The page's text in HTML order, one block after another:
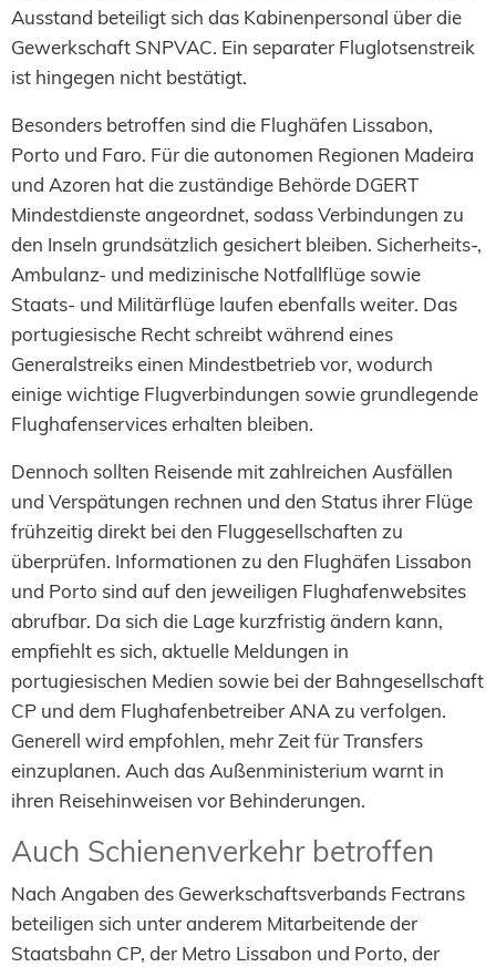
Ausstand beteiligt sich das Kabinenpersonal über die
Gewerkschaft SNPVAC. Ein separater Fluglotsenstreik
ist hingegen nicht bestätigt.
Besonders betroffen sind die Flughäfen Lissabon,
Porto und Faro. Für die autonomen Regionen Madeira
und Azoren hat die zuständige Behörde DGERT
Mindestdienste angeordnet, sodass Verbindungen zu
den Inseln grundsätzlich gesichert bleiben. Sicherheits-,
Ambulanz- und medizinische Notfallflüge sowie
Staats- und Militärflüge laufen ebenfalls weiter. Das
portugiesische Recht schreibt während eines
Generalstreiks einen Mindestbetrieb vor, wodurch
einige wichtige Flugverbindungen sowie grundlegende
Flughafenservices erhalten bleiben.
Dennoch sollten Reisende mit zahlreichen Ausfällen
und Verspätungen rechnen und den Status ihrer Flüge
frühzeitig direkt bei den Fluggesellschaften zu
überprüfen. Informationen zu den Flughäfen Lissabon
und Porto sind auf den jeweiligen Flughafenwebsites
abrufbar. Da sich die Lage kurzfristig ändern kann,
empfiehlt es sich, aktuelle Meldungen in
portugiesischen Medien sowie bei der Bahngesellschaft
CP und dem Flughafenbetreiber ANA zu verfolgen.
Generell wird empfohlen, mehr Zeit für Transfers
einzuplanen. Auch das Außenministerium warnt in
ihren Reisehinweisen vor Behinderungen.
Auch Schienenverkehr betroffen
Nach Angaben des Gewerkschaftsverbands Fectrans
beteiligen sich unter anderem Mitarbeitende der
Staatsbahn CP, der Metro Lissabon und Porto, der